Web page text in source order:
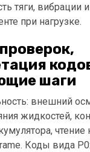
тяги, вибрации
при нагрузке.
шаги
внешний
жидкостей,
чтение
Коды вида